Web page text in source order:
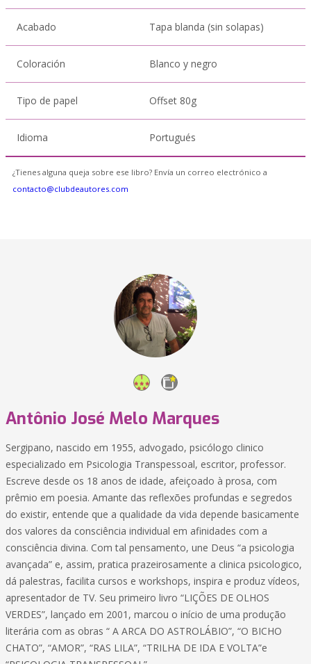
Acabado Tapa blanda (sin solapas)
Coloración Blanco y negro
Tipo de papel Offset 80g
Idioma Portugués
¿Tienes alguna queja sobre ese libro? Envía un correo electrónico a
contacto@clubdeautores.com
Antônio José Melo Marques
Sergipano, nascido em 1955, advogado, psicólogo clinico
especializado em Psicologia Transpessoal, escritor, professor.
Escreve desde os 18 anos de idade, afeiçoado à prosa, com
prêmio em poesia. Amante das reflexões profundas e segredos
do existir, entende que a qualidade da vida depende basicamente
dos valores da consciência individual em afinidades com a
consciência divina. Com tal pensamento, une Deus “a psicologia
avançada” e, assim, pratica prazeirosamente a clinica psicologico,
dá palestras, facilita cursos e workshops, inspira e produz vídeos,
apresentador de TV. Seu primeiro livro “LIÇÕES DE OLHOS
VERDES”, lançado em 2001, marcou o início de uma produção
literária com as obras “ A ARCA DO ASTROLÁBIO”, “O BICHO
CHATO”, “AMOR”, “RAS LILA”, “TRILHA DE IDA E VOLTA”e